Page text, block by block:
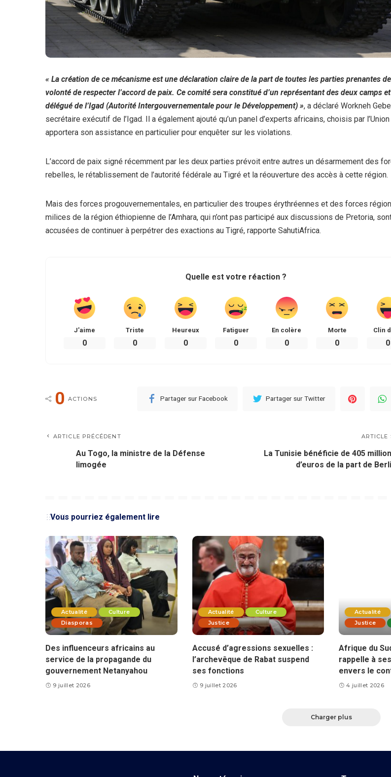
« La création de ce mécanisme est une déclaration claire de la part de toutes les parties prenantes
volonté de respecter l’accord de paix. Ce comité sera constitué d’un représentant des deux camps et
délégué de l’Igad (Autorité Intergouvernementale pour le Développement) », a déclaré Workneh
secrétaire exécutif de l’Igad. Il a également ajouté qu’un panel d’experts africains, choisis par
apportera son assistance en particulier pour enquêter sur les violations.
L’accord de paix signé récemment par les deux parties prévoit entre autres un désarmement des
rebelles, le rétablissement de l’autorité fédérale au Tigré et la réouverture des accès à cette région.
Mais des forces progouvernementales, en particulier des troupes érythréennes et des forces
milices de la région éthiopienne de l’Amhara, qui n’ont pas participé aux discussions de Pretoria,
accusées de continuer à perpétrer des exactions au Tigré, rapporte SahutiAfrica.
Quelle est votre réaction ?
J'aime
0
Triste
0
Heureux
0
Fatiguer
0
En colère
0
Morte
0
Clin
0
0 ACTIONS Partager sur Facebook Partager sur Twitter
ARTICLE PRÉCÉDENT
Au Togo, la ministre de la Défense
limogée
ARTICLE
La Tunisie bénéficie de 405
d’euros de la part de
Vous pourriez également lire
Actualité
Culture
Diasporas
Des influenceurs africains au
service de la propagande du
gouvernement Netanyahou
9 juillet 2026
Actualité
Culture
Justice
Accusé d’agressions sexuelles :
l’archevêque de Rabat suspend
ses fonctions
9 juillet 2026
Actualité
Justice
Afrique du
rappelle à
envers le
4 juillet 2026
Charger plus